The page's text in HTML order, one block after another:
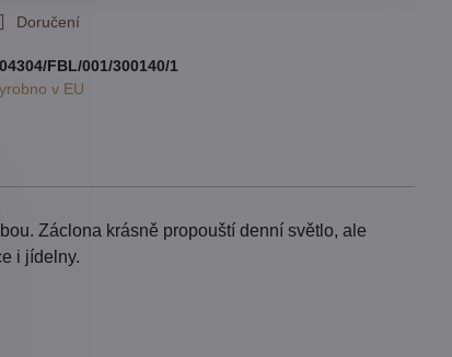
Doručení
FBL/001/300140/1
v EU
Záclona krásně propouští denní světlo, ale
i jídelny.